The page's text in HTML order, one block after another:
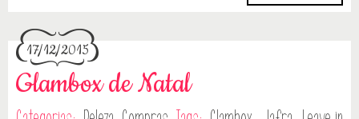
17/12/2015
Glambox de Natal